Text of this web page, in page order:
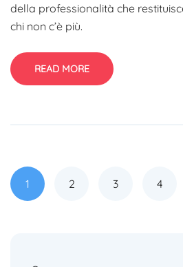
della professionalità che
chi non c’è più.
READ MORE
1 2 3 4